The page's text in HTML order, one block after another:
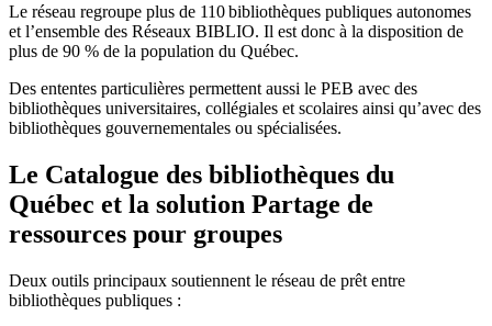
Le réseau regroupe plus de 110bibliothèques publiques autonomes
et l’ensemble des Réseaux BIBLIO. Il est donc à la disposition de
plus de 90 % de la population du Québec.
Des ententes particulières permettent aussi le PEB avec des
bibliothèques universitaires, collégiales et scolaires ainsi qu’avec des
bibliothèques gouvernementales ou spécialisées.
Le Catalogue des bibliothèques du
Québec et la solution Partage de
ressources pour groupes
Deux outils principaux soutiennent le réseau de prêt entre
bibliothèques publiques :